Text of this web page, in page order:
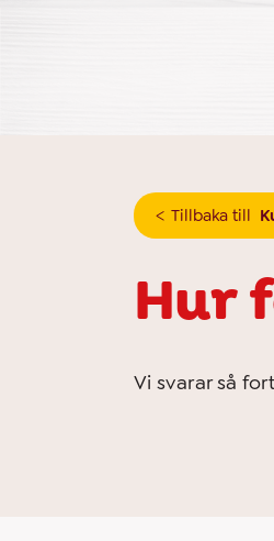
Tillbaka till
Hur
Vi svarar så